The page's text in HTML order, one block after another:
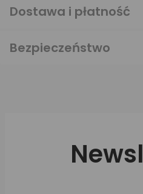
Dostawa i płatność
Bezpieczeństwo